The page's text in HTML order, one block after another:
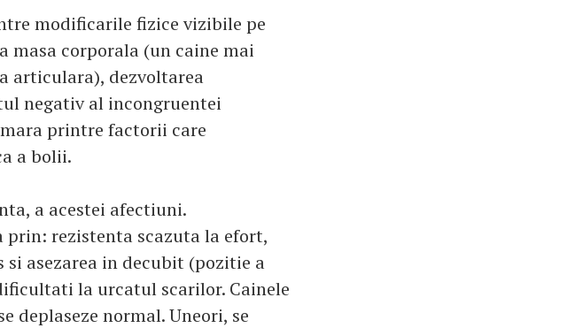
modificarile fizice vizibile pe
masa corporala (un caine mai
articulara), dezvoltarea
negativ al incongruentei
printre factorii care
a bolii.
a acestei afectiuni.
rezistenta scazuta la efort,
asezarea in decubit (pozitie a
la urcatul scarilor. Cainele
deplaseze normal. Uneori, se